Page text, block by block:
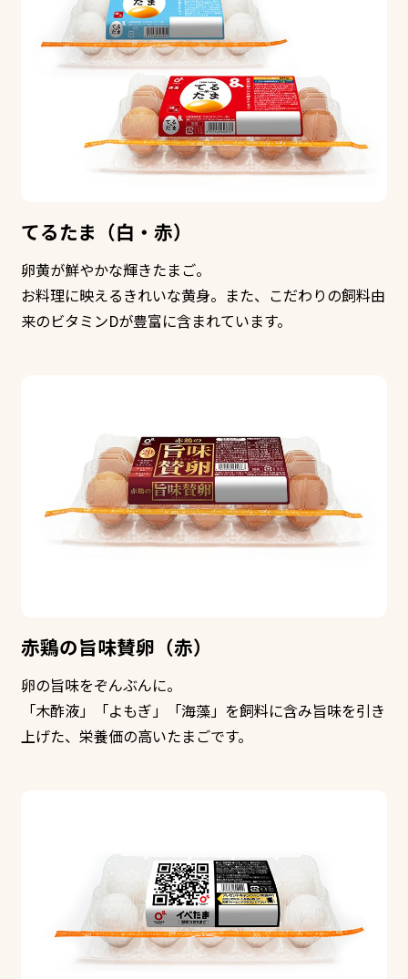
てるたま（白・赤）
卵黄が鮮やかな輝きたまご。
お料理に映えるきれいな黄身。また、こだわりの飼料由
来のビタミンDが豊富に含まれています。
赤鶏の旨味賛卵（赤）
卵の旨味をぞんぶんに。
「木酢液」「よもぎ」「海藻」を飼料に含み旨味を引き
上げた、栄養価の高いたまごです。